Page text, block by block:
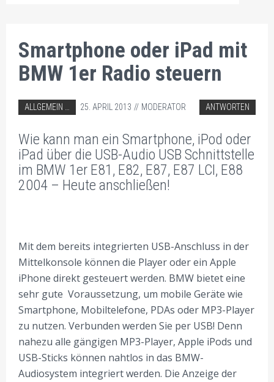
Smartphone oder iPad mit
BMW 1er Radio steuern
ABGELEGT IN:
ALLGEMEIN
BMW AUTORADIO EINBAU TIPPS
25. APRIL 2013 MODERATOR ANTWORTEN
Wie kann man ein Smartphone, iPod oder
iPad über die USB-Audio USB Schnittstelle
im BMW 1er E81, E82, E87, E87 LCI, E88
2004 – Heute anschließen!
Mit dem bereits integrierten USB-Anschluss in der
Mittelkonsole können die Player oder ein Apple
iPhone direkt gesteuert werden. BMW bietet eine
sehr gute Voraussetzung, um mobile Geräte wie
Smartphone, Mobiltelefone, PDAs oder MP3-Player
zu nutzen. Verbunden werden Sie per USB! Denn
nahezu alle gängigen MP3-Player, Apple iPods und
USB-Sticks können nahtlos in das BMW-
Audiosystem integriert werden. Die Anzeige der